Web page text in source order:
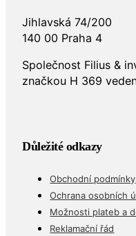
Jihlavská 74/200
140 00 Praha 4
Společnost Filius &
značkou H 369
Důležité odkazy
Obchodní podmínky
Ochrana osobních
Možnosti plateb a
Reklamační řád